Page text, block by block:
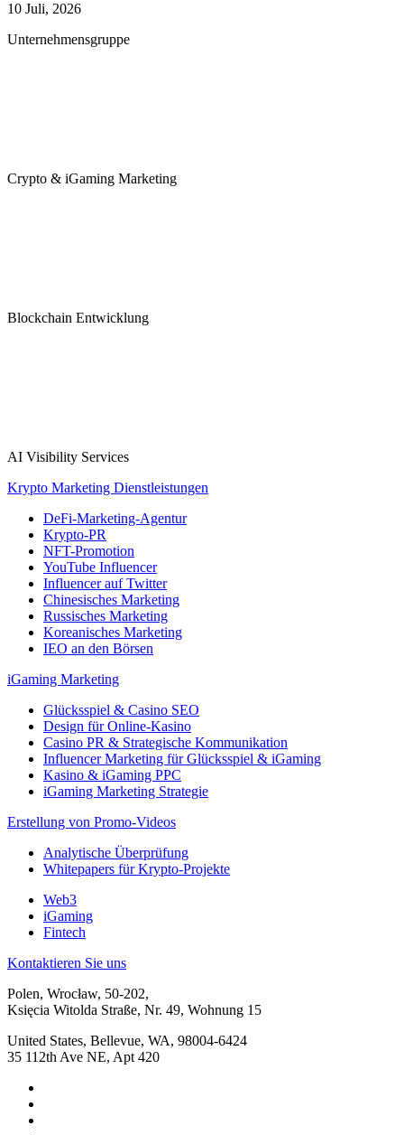
10 Juli, 2026
Unternehmensgruppe
Crypto & iGaming Marketing
Blockchain Entwicklung
AI Visibility Services
Krypto Marketing Dienstleistungen
DeFi-Marketing-Agentur
Krypto-PR
NFT-Promotion
YouTube Influencer
Influencer auf Twitter
Chinesisches Marketing
Russisches Marketing
Koreanisches Marketing
IEO an den Börsen
iGaming Marketing
Glücksspiel & Casino SEO
Design für Online-Kasino
Casino PR & Strategische Kommunikation
Influencer Marketing für Glücksspiel & iGaming
Kasino & iGaming PPC
iGaming Marketing Strategie
Erstellung von Promo-Videos
Analytische Überprüfung
Whitepapers für Krypto-Projekte
Web3
iGaming
Fintech
Kontaktieren Sie uns
Polen, Wrocław, 50-202,
Księcia Witolda Straße, Nr. 49, Wohnung 15
United States, Bellevue, WA, 98004-6424
35 112th Ave NE, Apt 420